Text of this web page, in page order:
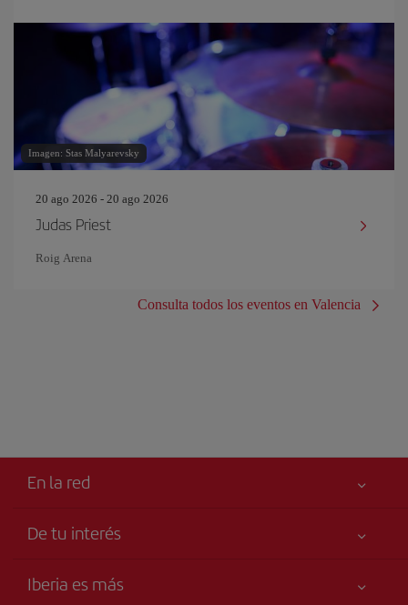
Imagen: Stas Malyarevsky
20 ago 2026 - 20 ago 2026
Judas Priest
Roig Arena
Consulta todos los eventos en Valencia
En la red
De tu interés
Accesibilidad
Iberia es más